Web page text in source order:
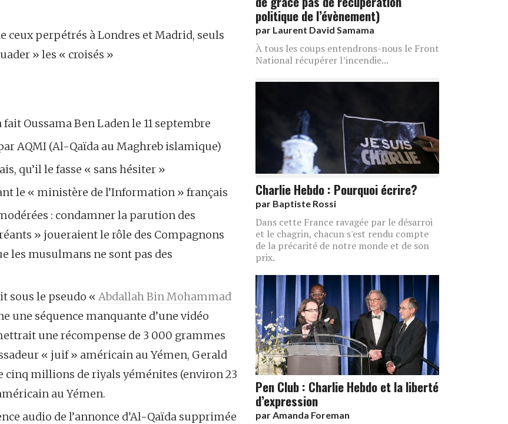
perpétrés à Londres et Madrid, seuls
» les « croisés »
Oussama Ben Laden le 11 septembre
AQMI (Al-Qaïda au Maghreb islamique)
le fasse « sans hésiter »
« ministère de l’Information » français
: condamner la parution des
» joueraient le rôle des Compagnons
les musulmans ne sont pas des
sous le pseudo « Abdallah Bin Mohammad
une séquence manquante d’une vidéo
une récompense de 3 000 grammes
« juif » américain au Yémen, Gerald
cinq millions de riyals yéménites (environ 23
au Yémen.
audio de l’annonce d’Al-Qaïda supprimée
politique de l’évènement)
par Laurent David Samama
À tous les coups entendrons-nous le Front
National récupérer l’incendie...
Charlie Hebdo : Pourquoi écrire?
par Baptiste Rossi
Dans cette France ravagée par le désarroi
et le chagrin, chacun s'est rendu compte
de la précarité de notre monde et de son
prix.
Pen Club : Charlie Hebdo et la liberté
d’expression
parAmanda Foreman